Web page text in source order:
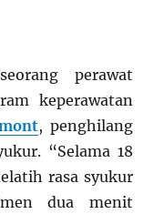
perawat
keperawatan
, penghilang
“Selama 18
rasa syukur
dua menit